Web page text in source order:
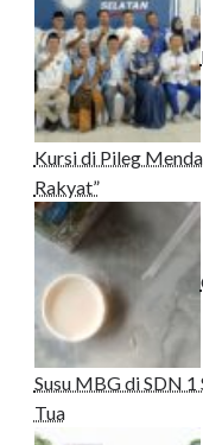
Kursi di Pileg
Rakyat”
Susu MBG di SDN
Tua